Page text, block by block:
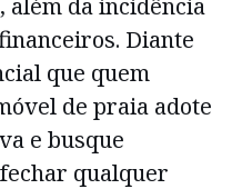
Diante
que quem
de praia adote
e busque
qualquer